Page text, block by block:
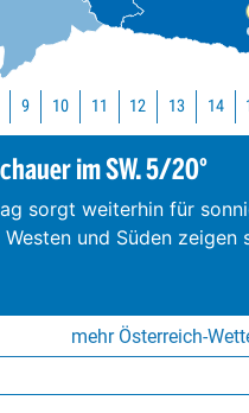
9 10 11 12 13 14
im SW. 5/20°
sorgt weiterhin für
und Süden
mehr Österreich-